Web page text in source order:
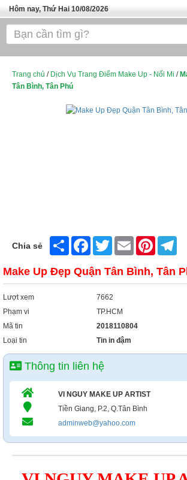
Hôm nay, Thứ Hai 10/08/2026
Trang chủ
SPA TPHCM
Trang chủ / Dịch Vụ Trang Điểm Make Up - Nối Mi /
Tân Bình, Tân Phú
Chia sẻ Share FacebookTwitter Email Pinterest
Make Up Đẹp Quận Tân Bình, Tân
Lượt xem
7662
Phạm vi
TP.HCM
Mã tin
2018110804
Loại tin
Tin in đậm
Thông tin liên hệ
VI NGUY MAKE UP ARTIST
Tiền Giang, P.2, Q.Tân Bình
adminweb@yahoo.com